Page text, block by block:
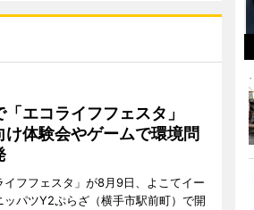
「エコライフフェスタ」
け体験会やゲームで環境問
イフフェスタ」が8月9日、よこてイー
ッパツY2ぷらざ（横手市駅前町）で開